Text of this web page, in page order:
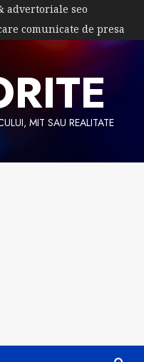
advertoriale seo
comunicate de presa
MIT SAU REALITATE